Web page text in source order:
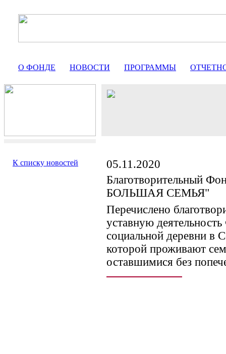
О ФОНДЕ НОВОСТИ ПРОГРАММЫ
К списку новостей
05.11.2020
Благотворительный
БОЛЬШАЯ СЕМЬЯ"
Перечислено
уставную
социальной деревни в
которой проживают
оставшимися без